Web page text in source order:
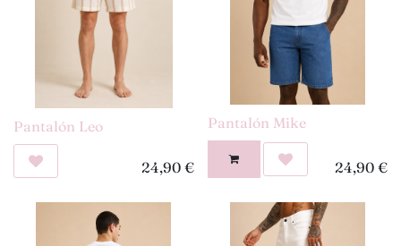
Pantalón Leo
24,90€
Pantalón Mike
24,90 €